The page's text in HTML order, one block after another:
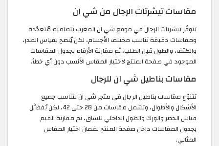
مقاسات تيشرتات الرجال من شي ان
تتوفّر تيشرتات الرجال في موقع شي ان المغرب بتصاميم مُتعدّدة
ومقاسات دقيقة تناسب مختلف الأجسام، لكن يُنصح بقياس الصدر،
والكتف، والطول قبل الطلب، ثم مقارنة الأرقام بجدول المقاسات
الموجود في صفحة المنتج لاختيار المقاس الأنسب دون أي خطأ.
مقاسات بناطيل شي ان للرجال
تتنوّع مقاسات بناطيل الرجال في متجر شي ان لتناسب جميع
الأشكال والأطوال، وتشمل مقاسات من 28 حتى 42، لكن يُفضَّل
قياس الخصر والورك والطول الداخلي للساق، ثم مقارنة القيم
بجدول المقاسات داخل صفحة المنتج لضمان اختيار المقاس
المثالي.